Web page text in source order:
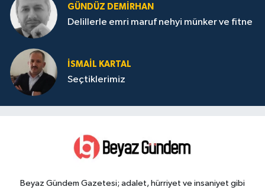
GÜNDÜZ DEMIRHAN
Delillerle emri maruf nehyi münker ve fitne
İSMAIL KARTAL
Seçtiklerimiz
Beyaz Gündem Gazetesi; adalet, hürriyet ve insaniyet gibi